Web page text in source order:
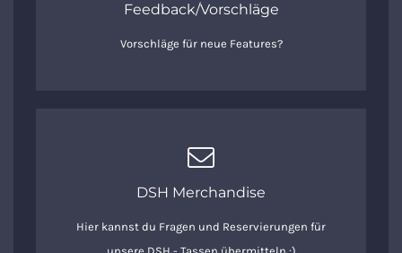
Feedback/Vorschläge
Vorschläge für neue Features?
DSH Merchandise
Hier kannst du Fragen und Reservierungen für